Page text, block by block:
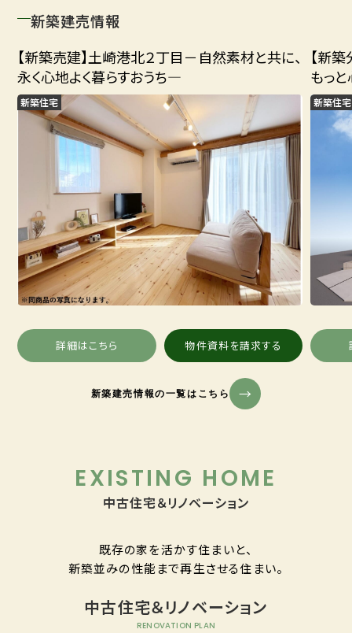
新築建売情報
【新築売建】土崎港北２丁目－自然素材と共に、
永く心地よく暮らすおうち―
新築住宅
詳細はこちら 物件資料を請求する
【新
もっ
新築住宅
新築建売情報の一覧はこちら
EXISTING HOME
中古住宅＆リノベーション
既存の家を活かす住まいと、
新築並みの性能まで再生させる住まい。
中古住宅＆リノベーション
RENOVATION PLAN